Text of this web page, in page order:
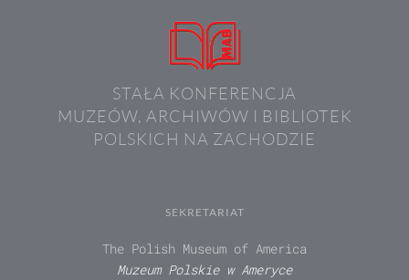
STAŁA KONFERENCJA
MUZEÓW, ARCHIWÓW I BIBLIOTEK
POLSKICH NA ZACHODZIE
SEKRETARIAT
The Polish Museum of America
Muzeum Polskie w Ameryce